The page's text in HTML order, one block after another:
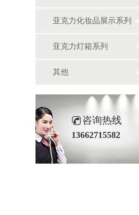
亚克力化妆品展示系列
亚克力灯箱系列
其他
咨询热线
13662715582